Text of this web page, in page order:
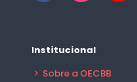
Institucional
Sobre a OECBB